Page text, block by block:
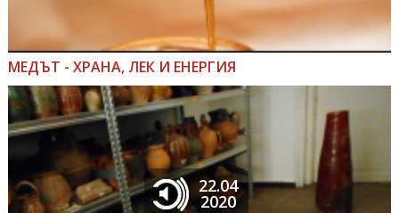
МЕДЪТ - ХРАНА, ЛЕК И ЕНЕРГИЯ
22.04
2020